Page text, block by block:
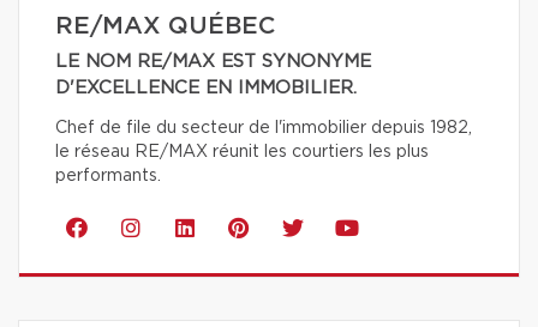
RE/MAX QUÉBEC
LE NOM RE/MAX EST SYNONYME
D'EXCELLENCE EN IMMOBILIER.
Chef de file du secteur de l'immobilier depuis 1982,
le réseau RE/MAX réunit les courtiers les plus
performants.